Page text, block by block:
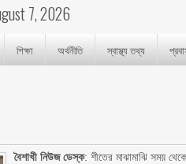
7, 2026
শিক্ষা অর্থনীতি স্বাস্থ্য তথ্য
বৈশাখী নিউজ ডেস্ক: শীতের মাঝামাঝি সময়